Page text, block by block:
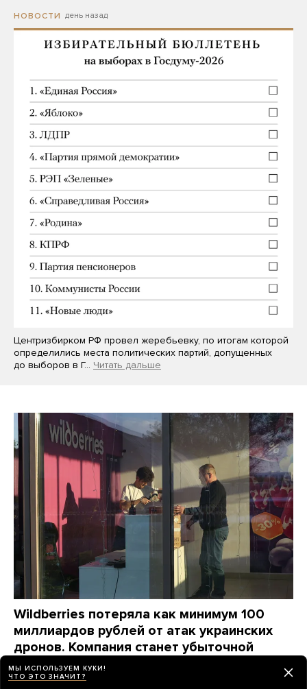
НОВОСТИ день назад
Центризбирком РФ провел жеребьевку, по итогам которой
определились места политических партий, допущенных
до выборов в Г… Читать дальше
Wildberries потеряла как минимум 100
миллиардов рублей от атак украинских
дронов. Компания станет убыточной
на годы, ей придется «переизобретать
себя заново», пишет The Bell
МЫ ИСПОЛЬЗУЕМ КУКИ!
ЧТО ЭТО ЗНАЧИТ?